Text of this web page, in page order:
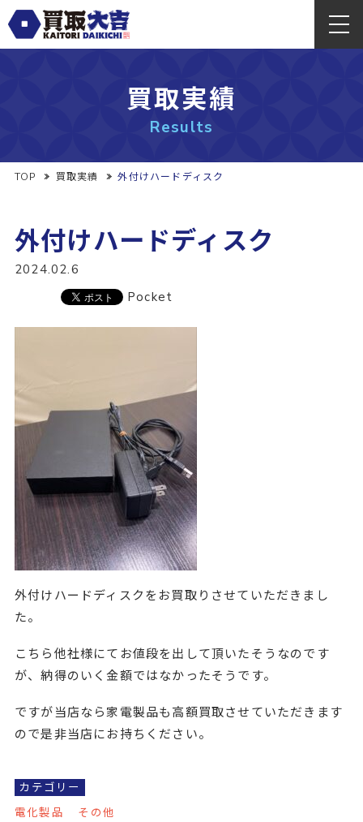
買取実績
Results
TOP 買取実績 外付けハードディスク
外付けハードディスク
2024.02.6
Pocket
外付けハードディスクをお買取りさせていただきまし
た。
こちら他社様にてお値段を出して頂いたそうなのです
が、納得のいく金額ではなかったそうです。
ですが当店なら家電製品も高額買取させていただきます
ので是非当店にお持ちください。
カテゴリー
電化製品
その他